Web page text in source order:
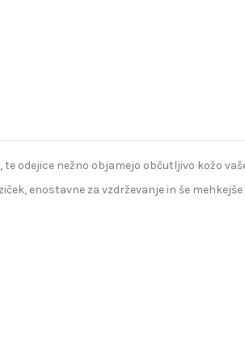
odejice nežno objamejo občutljivo kožo
enostavne za vzdrževanje in še